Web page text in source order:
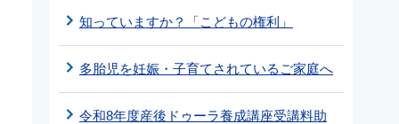
知っていますか？「こどもの権利」
多胎児を妊娠・子育てされているご家庭へ
令和8年度産後ドゥーラ養成講座受講料助